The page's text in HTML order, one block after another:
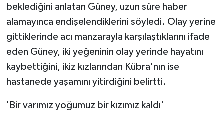
beklediğini anlatan Güney, uzun süre haber
alamayınca endişelendiklerini söyledi. Olay yerine
gittiklerinde acı manzarayla karşılaştıklarını ifade
eden Güney, iki yeğeninin olay yerinde hayatını
kaybettiğini, ikiz kızlarından Kübra'nın ise
hastanede yaşamını yitirdiğini belirtti.
'Bir varımız yoğumuz bir kızımız kaldı'